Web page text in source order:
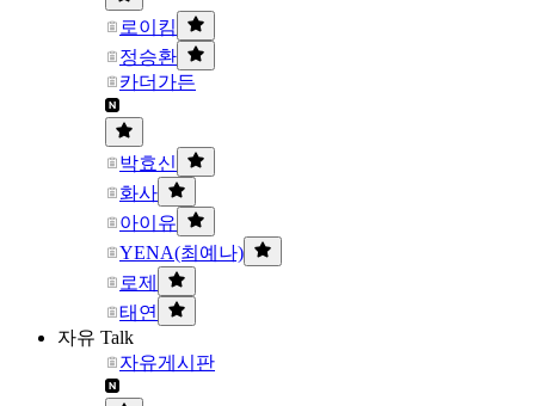
로이킴
정승환
카더가든
박효신
화사
아이유
YENA(최예나)
로제
태연
자유 Talk
자유게시판